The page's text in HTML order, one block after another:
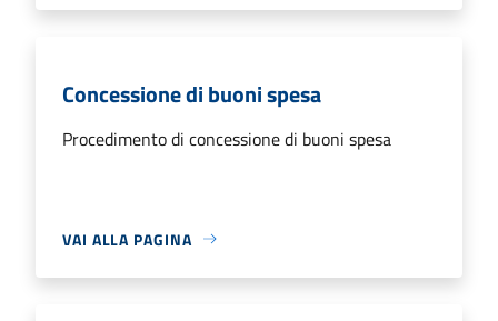
Concessione di buoni spesa
Procedimento di concessione di buoni spesa
VAI ALLA PAGINA